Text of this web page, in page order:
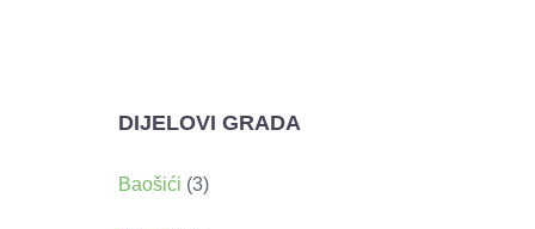
DIJELOVI GRADA
Baošići (3)